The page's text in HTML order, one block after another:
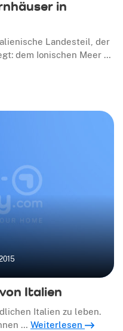
in
Landesteil, der
dem Ionischen Meer …
Italien
Italien zu leben.
… Weiterlesen